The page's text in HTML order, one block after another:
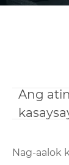
Ang
Nag-aalok